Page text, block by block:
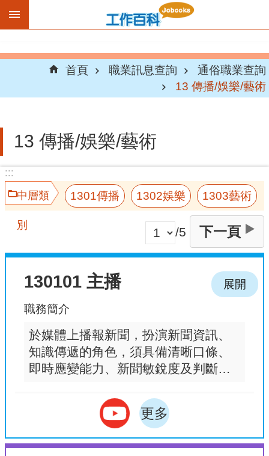
跳到主要內容區塊
首頁 職業訊息查詢
通俗職業查詢
13 傳播/娛樂/藝術
13 傳播/娛樂/藝術
:::
:::
中層類
別
1301傳播 1302娛樂 1303藝術
/5 下一頁
130101 主播
職務簡介
於媒體上播報新聞，扮演新聞資訊、
知識傳遞的角色，須具備清晰口條、
即時應變能力、新聞敏銳度及判斷能
更多
展開